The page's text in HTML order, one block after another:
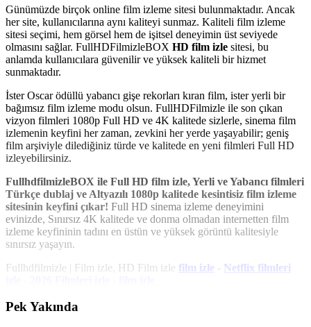
Günümüzde birçok online film izleme sitesi bulunmaktadır. Ancak
her site, kullanıcılarına aynı kaliteyi sunmaz. Kaliteli film izleme
sitesi seçimi, hem görsel hem de işitsel deneyimin üst seviyede
olmasını sağlar. FullHDFilmizleBOX HD film izle sitesi, bu
anlamda kullanıcılara güvenilir ve yüksek kaliteli bir hizmet
sunmaktadır.
İster Oscar ödüllü yabancı gişe rekorları kıran film, ister yerli bir
bağımsız film izleme modu olsun. FullHDFilmizle ile son çıkan
vizyon filmleri 1080p Full HD ve 4K kalitede sizlerle, sinema film
izlemenin keyfini her zaman, zevkini her yerde yaşayabilir; geniş
film arşiviyle dilediğiniz türde ve kalitede en yeni filmleri Full HD
izleyebilirsiniz.
FullhdfilmizleBOX ile Full HD film izle, Yerli ve Yabancı filmleri
Türkçe dublaj ve Altyazılı 1080p kalitede kesintisiz film izleme
sitesinin keyfini çıkar! Full HD sinema izleme deneyimini
evinizde, Sınırsız 4K kalitede ve donma olmadan internetten film
izleme keyfininin tadını en üstün ve yüksek görüntü kalitesiyle
sınırsız yaşayın.
Fullhdfilmizle | Film izle, HD Film izle film izle - Netflix filmleri
Pek Yakında